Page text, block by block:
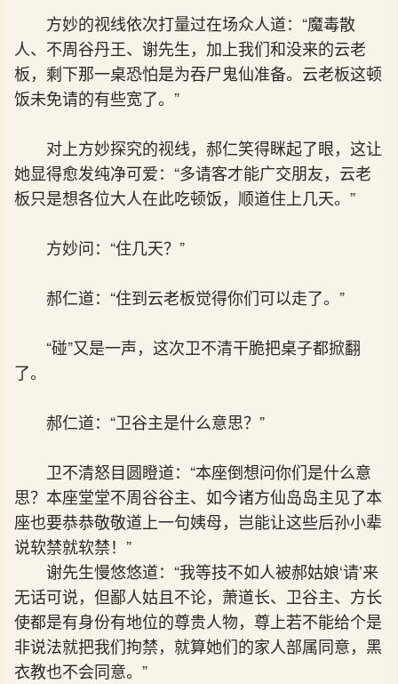
方妙的视线依次打量过在场众人道：“魔毒散
人、不周谷丹王、谢先生，加上我们和没来的云老
板，剩下那一桌恐怕是为吞尸鬼仙准备。云老板这顿
饭未免请的有些宽了。”
对上方妙探究的视线，郝仁笑得眯起了眼，这让
她显得愈发纯净可爱：“多请客才能广交朋友，云老
板只是想各位大人在此吃顿饭，顺道住上几天。”
方妙问：“住几天？”
郝仁道：“住到云老板觉得你们可以走了。”
“碰”又是一声，这次卫不清干脆把桌子都掀翻
了。
郝仁道：“卫谷主是什么意思？”
卫不清怒目圆瞪道：“本座倒想问你们是什么意
思？本座堂堂不周谷谷主、如今诸方仙岛岛主见了本
座也要恭恭敬敬道上一句姨母，岂能让这些后孙小辈
说软禁就软禁！”
谢先生慢悠悠道：“我等技不如人被郝姑娘‘请’来
无话可说，但鄙人姑且不论，萧道长、卫谷主、方长
使都是有身份有地位的尊贵人物，尊上若不能给个是
非说法就把我们拘禁，就算她们的家人部属同意，黑
衣教也不会同意。”